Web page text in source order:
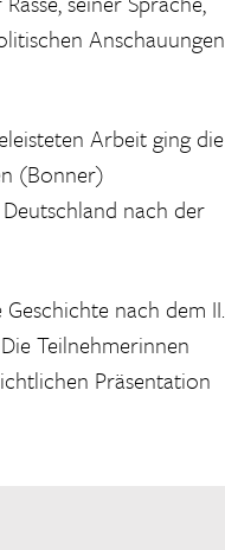
Anschauungen
Arbeit ging die
(Bonner)
nach der
nach dem II.
Teilnehmerinnen
Präsentation